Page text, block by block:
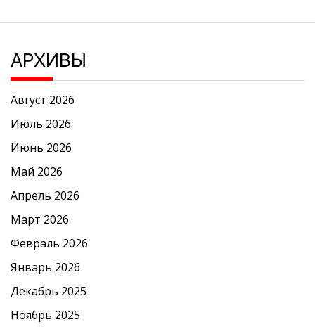
АРХИВЫ
Август 2026
Июль 2026
Июнь 2026
Май 2026
Апрель 2026
Март 2026
Февраль 2026
Январь 2026
Декабрь 2025
Ноябрь 2025